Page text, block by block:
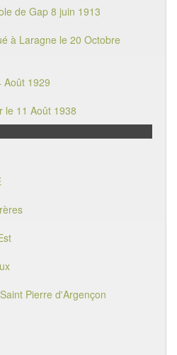
de Gap 8 juin 1913
à Laragne le 20 Octobre
Août 1929
le 11 Août 1938
Pierre d'Argençon